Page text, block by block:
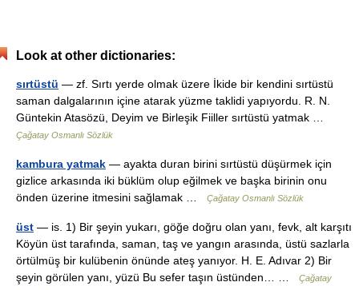
Look at other dictionaries:
sırtüstü — zf. Sırtı yerde olmak üzere İkide bir kendini sırtüstü
saman dalgalarının içine atarak yüzme taklidi yapıyordu. R. N.
Güntekin Atasözü, Deyim ve Birleşik Fiiller sırtüstü yatmak …
Çağatay Osmanlı Sözlük
kambura yatmak — ayakta duran birini sırtüstü düşürmek için
gizlice arkasında iki büklüm olup eğilmek ve başka birinin onu
önden üzerine itmesini sağlamak …
Çağatay Osmanlı Sözlük
üst — is. 1) Bir şeyin yukarı, göğe doğru olan yanı, fevk, alt karşıtı
Köyün üst tarafında, saman, taş ve yangın arasında, üstü sazlarla
örtülmüş bir kulübenin önünde ateş yanıyor. H. E. Adıvar 2) Bir
şeyin görülen yanı, yüzü Bu sefer taşın üstünden… …
Çağatay